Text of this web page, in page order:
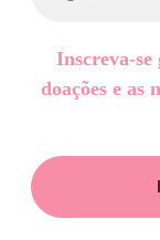
Inscreva-
doações e as